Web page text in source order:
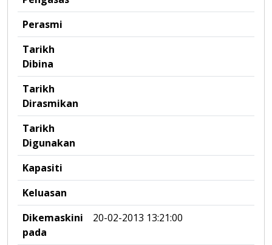
Perasmi
Tarikh
Dibina
Tarikh
Dirasmikan
Tarikh
Digunakan
Kapasiti
Keluasan
Dikemaskini
pada
20-02-2013 13:21:00